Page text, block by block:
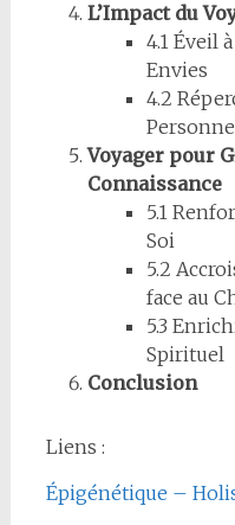
L’Impact du
4.1 Éveil
Envies
4.2
Voyager pour
Connaissance
5.1
Soi
5.2
face au
5.3
Spirituel
Conclusion
Liens :
Épigénétique –